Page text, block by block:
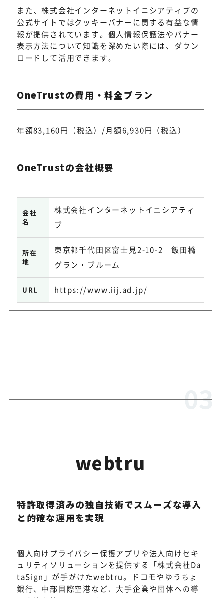
また、株式会社インターネットイニシアティブの
公式サイトではクッキーバナーに関する有益な情
報が提供されています。個人情報保護法やバナー
表示方法について知識を深めたい際には、ダウン
ロードして活用できます。
OneTrustの費用・料金プラン
年額83,160円（税込）/月額6,930円（税込）
OneTrustの会社概要
会社
名
株式会社インターネットイニシアティ
ブ
所在
地
東京都千代田区富士見2-10-2 飯田橋
グラン・ブルーム
URL https://www.iij.ad.jp/
webtru
特許取得済みの独自技術でスムーズな導入
と的確な運用を実現
個人向けプライバシー保護アプリや法人向けセキ
ュリティソリューションを提供する「株式会社Da
taSign」が手がけたwebtru。ドコモやゆうちょ
銀行、中部国際空港など、大手企業や団体への導